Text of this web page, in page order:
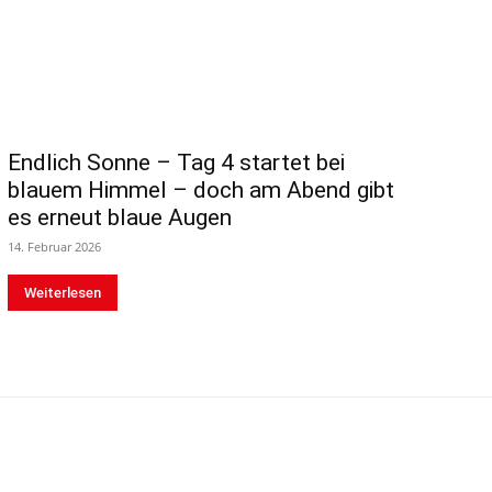
Endlich Sonne – Tag 4 startet bei
blauem Himmel – doch am Abend gibt
es erneut blaue Augen
14. Februar 2026
Weiterlesen